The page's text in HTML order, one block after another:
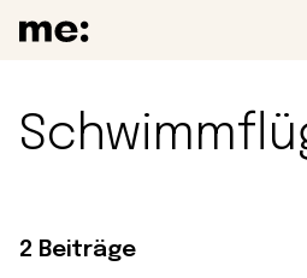
2 Beiträge